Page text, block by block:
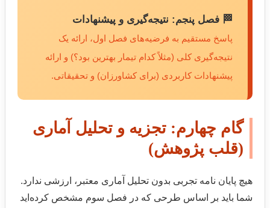
🏁 فصل پنجم: نتیجه‌گیری و پیشنهادات
پاسخ مستقیم به فرضیه‌های فصل اول، ارائه یک
نتیجه‌گیری کلی (مثلاً کدام تیمار بهترین بود؟) و ارائه
پیشنهادات کاربردی (برای کشاورزان) و تحقیقاتی.
گام چهارم: تجزیه و تحلیل آماری
(قلب پژوهش)
هیچ پایان نامه تجربی بدون تحلیل آماری معتبر، ارزشی ندارد.
شما باید بر اساس طرحی که در فصل سوم مشخص کرده‌اید